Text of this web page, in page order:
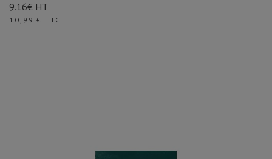
9.16€ HT
Prix
10,99 € TTC